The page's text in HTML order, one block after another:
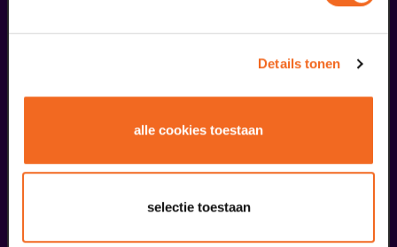
Details tonen
alle cookies toestaan
selectie toestaan
Coming On Strong